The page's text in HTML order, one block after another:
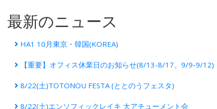
最新のニュース
HA1 10月東京・韓国(KOREA)
【重要】オフィス休業日のお知らせ(8/13-8/17、9/9-9/12)
8/22(土)TOTONOU FESTA (ととのうフェスタ)
8/22(土)エンソフィックレイキ 大アチューメント会